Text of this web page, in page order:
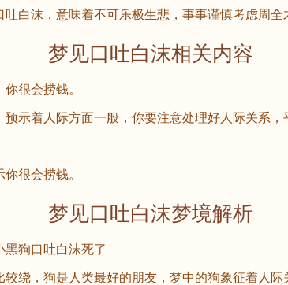
沫，意味着不可乐极生悲，事事谨慎考虑周全
梦见口吐白沫相关内容
很会捞钱。
着人际方面一般，你要注意处理好人际关系，
很会捞钱。
梦见口吐白沫梦境解析
狗口吐白沫死了
，狗是人类最好的朋友，梦中的狗象征着人际